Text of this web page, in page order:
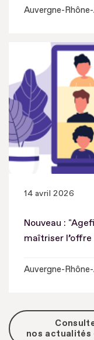
Auvergne-
14 avril 2026
Nouveau :
maîtriser l’offre
Auvergne-
nos actualités